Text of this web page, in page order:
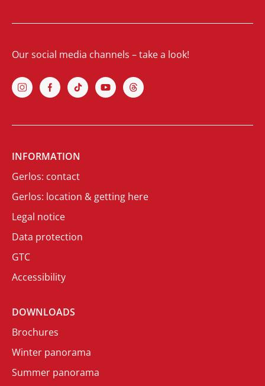
Our social media channels – take a look!
INFORMATION
Gerlos: contact
Gerlos: location & getting here
Legal notice
Data protection
GTC
Accessibility
DOWNLOADS
Brochures
Winter panorama
Summer panorama